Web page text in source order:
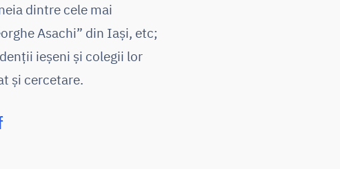
dintre cele mai
Asachi” din Iași, etc;
ieșeni și colegii lor
și cercetare.